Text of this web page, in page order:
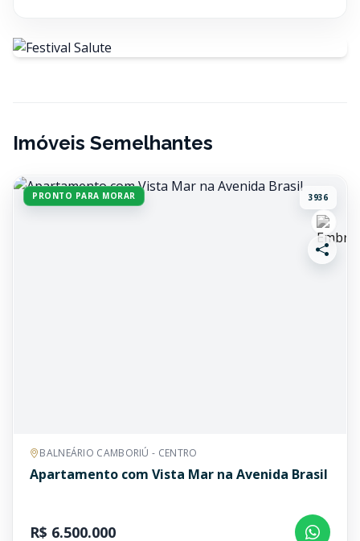
Imóveis Semelhantes
PRONTO PARA MORAR 3936
BALNEÁRIO CAMBORIÚ - CENTRO
Apartamento com Vista Mar na Avenida Brasil
R$ 6.500.000